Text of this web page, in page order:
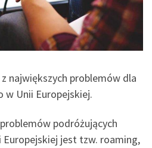
z największych problemów dla
w Unii Europejskiej.
podróżujących
Europejskiej jest tzw. roaming,